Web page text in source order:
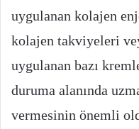
uygulanan kolajen
kolajen takviyeleri
uygulanan bazı
duruma alanında
vermesinin önemli